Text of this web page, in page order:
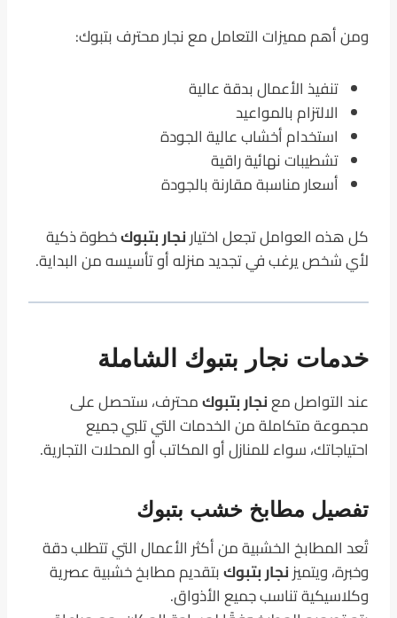
ومن أهم مميزات التعامل مع نجار محترف بتبوك:
تنفيذ الأعمال بدقة عالية
الالتزام بالمواعيد
استخدام أخشاب عالية الجودة
تشطيبات نهائية راقية
أسعار مناسبة مقارنة بالجودة
كل هذه العوامل تجعل اختيارنجار بتبوكخطوة ذكية
لأي شخص يرغب في تجديد منزله أو تأسيسه من البداية.
خدمات نجار بتبوك الشاملة
عند التواصل معنجار بتبوكمحترف، ستحصل على
مجموعة متكاملة من الخدمات التي تلبي جميع
احتياجاتك، سواء للمنازل أو المكاتب أو المحلات التجارية.
تفصيل مطابخ خشب بتبوك
تُعد المطابخ الخشبية من أكثر الأعمال التي تتطلب دقة
وخبرة، ويتميزنجار بتبوكبتقديم مطابخ خشبية عصرية
وكلاسيكية تناسب جميع الأذواق.